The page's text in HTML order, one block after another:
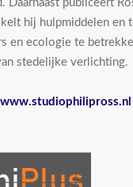
Daarnaast publiceert
hij hulpmiddelen en
en ecologie te
stedelijke verlichting.
www.studiophilipross.nl